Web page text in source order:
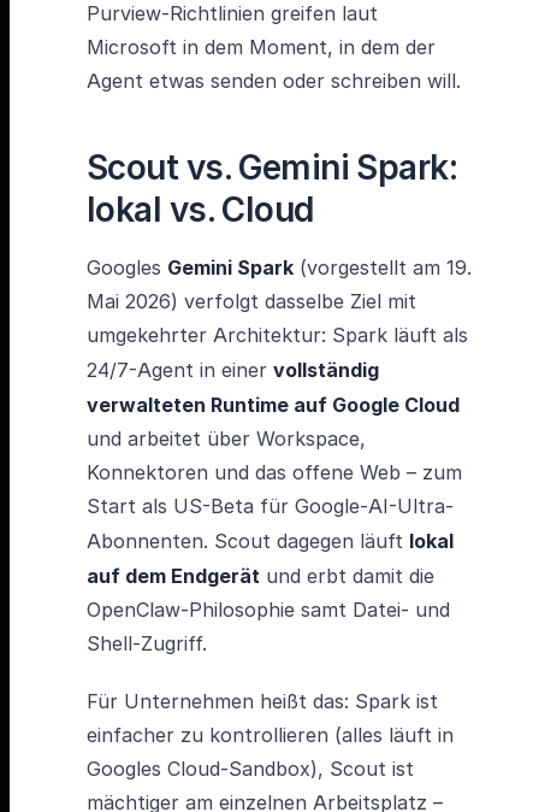
Purview-Richtlinien greifen laut
Microsoft in dem Moment, in dem der
Agent etwas senden oder schreiben will.
Scout vs. Gemini Spark:
lokal vs. Cloud
Googles Gemini Spark (vorgestellt am 19.
Mai 2026) verfolgt dasselbe Ziel mit
umgekehrter Architektur: Spark läuft als
24/7-Agent in einer vollständig
verwalteten Runtime auf Google Cloud
und arbeitet über Workspace,
Konnektoren und das offene Web – zum
Start als US-Beta für Google-AI-Ultra-
Abonnenten. Scout dagegen läuft lokal
auf dem Endgerät und erbt damit die
OpenClaw-Philosophie samt Datei- und
Shell-Zugriff.
Für Unternehmen heißt das: Spark ist
einfacher zu kontrollieren (alles läuft in
Googles Cloud-Sandbox), Scout ist
mächtiger am einzelnen Arbeitsplatz –